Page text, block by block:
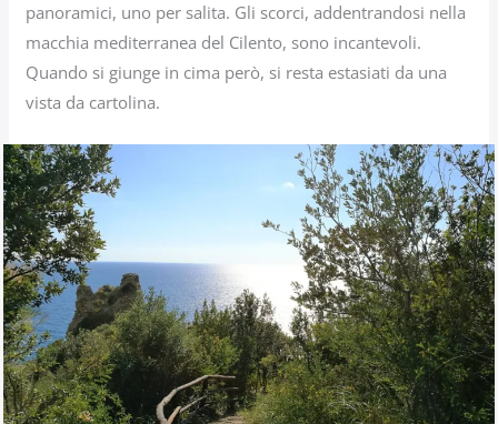
panoramici, uno per salita. Gli scorci, addentrandosi nella
macchia mediterranea del Cilento, sono incantevoli.
Quando si giunge in cima però, si resta estasiati da una
vista da cartolina.